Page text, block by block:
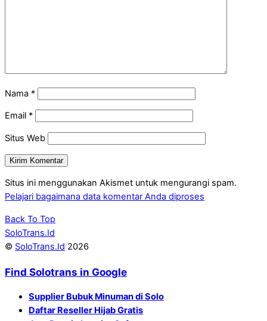
Nama *
Email *
Situs Web
Situs ini menggunakan Akismet untuk mengurangi spam.
Pelajari bagaimana data komentar Anda diproses
Back To Top
SoloTrans.Id
© SoloTrans.Id 2026
Find Solotrans in Google
Supplier Bubuk Minuman di Solo
Daftar Reseller Hijab Gratis